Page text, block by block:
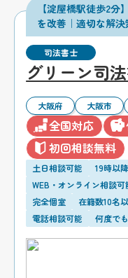
【淀屋橋駅徒歩2
を改善｜適切な解
司法書士
グリーン司
大阪府 大阪市
全国対応
初回相談無料
土日相談可能 19時以
WEB・オンライン相談可
完全個室
在籍数10名
電話相談可能
何度で